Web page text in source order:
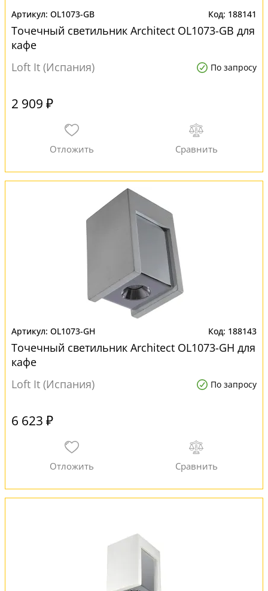
OL1073-GB 188141
Точечный светильник Architect OL1073-GB для
кафе
Loft It (Испания)
По запросу
2 909 ₽
OL1073-GH 188143
Точечный светильник Architect OL1073-GH для
кафе
Loft It (Испания)
По запросу
6 623 ₽